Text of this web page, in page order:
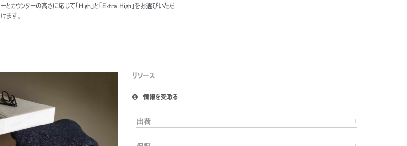
アカウント作成
Dialog
ーとカウンターの高さに応じて「High」と「Extra High」をお選びいただ
けます。
リソース
情報を受取る
出荷